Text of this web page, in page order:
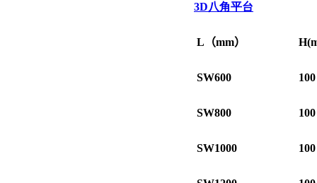
3D八角平台
L （mm）
SW600 100
SW800 100
SW1000 100